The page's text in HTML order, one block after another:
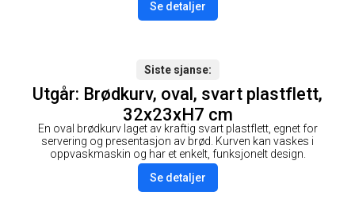
Se detaljer
Siste sjanse
Utgår: Brødkurv, oval, svart plastflett,
32x23xH7 cm
En oval brødkurv laget av kraftig svart plastflett, egnet for
servering og presentasjon av brød. Kurven kan vaskes i
oppvaskmaskin og har et enkelt, funksjonelt design.
Se detaljer